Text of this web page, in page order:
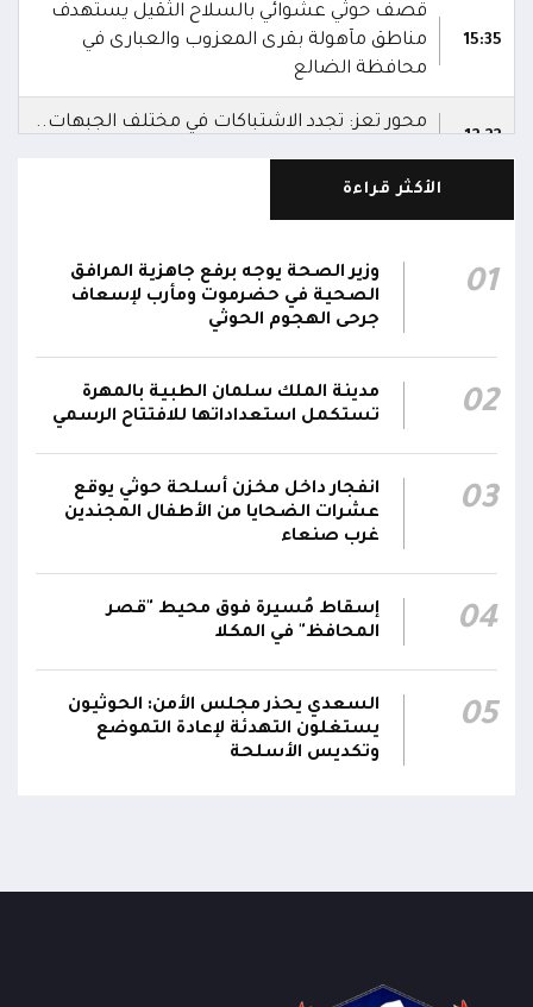
15:35
قصف حوثي عشوائي بالسلاح الثقيل يستهدف
مناطق مآهولة بقرى المعزوب والعبارى في
محافظة الضالع
12:22
محور تعز: تجدد الاشتباكات في مختلف الجبهات..
الجبهات والمحاور التابعة للقوات المسلحة،
بمختلف تشكيلاتها ووحداتها ومنتسبيها
06:00
استهداف وحداتنا دون رد وسنتعامل مع أي اعتداء
جديد بالإجراءات العسكرية اللازمة والحازمة، وفقاً
لتوجيهات القيادة السياسية والعسكرية
ومقتضيات الموقف العملياتي
الناطق باسم القوات المسلحة: العملية جسدت
وحدة المحاور والقيادة والسيطرة للقوات المسلحة
الأكثر قراءة
01
وزير الصحة يوجه برفع جاهزية المرافق
الصحية في حضرموت ومأرب لإسعاف
جرحى الهجوم الحوثي
02
مدينة الملك سلمان الطبية بالمهرة
تستكمل استعداداتها للافتتاح الرسمي
03
انفجار داخل مخزن أسلحة حوثي يوقع
عشرات الضحايا من الأطفال المجندين
غرب صنعاء
04
إسقاط مُسيرة فوق محيط "قصر
المحافظ" في المكلا
05
السعدي يحذر مجلس الأمن: الحوثيون
يستغلون التهدئة لإعادة التموضع
وتكديس الأسلحة